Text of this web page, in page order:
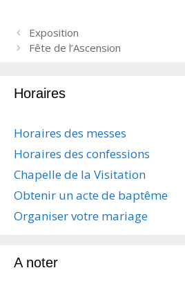
N
a
g
i
o
n
e
s
t
Exposition
Fête de l’Ascension
Horaires
Horaires des messes
Horaires des confessions
Chapelle de la Visitation
Obtenir un acte de baptême
Organiser votre mariage
A noter